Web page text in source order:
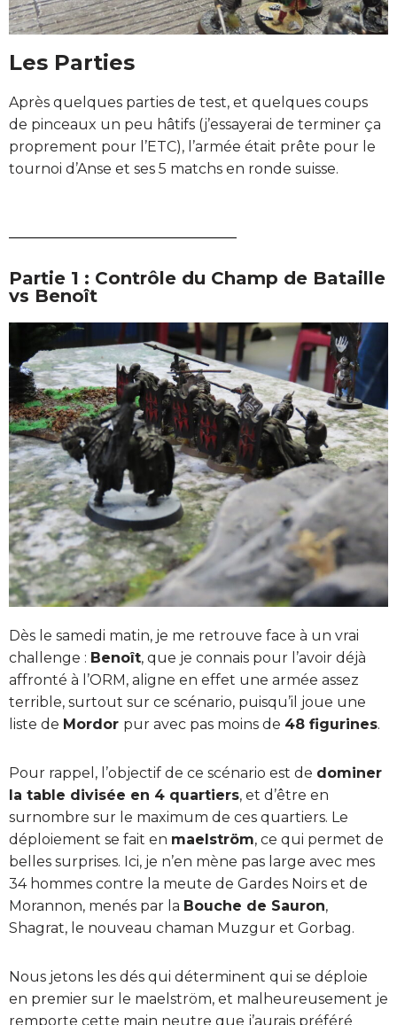
Les Parties
Après quelques parties de test, et quelques coups
de pinceaux un peu hâtifs (j’essayerai de terminer ça
proprement pour l’ETC), l’armée était prête pour le
tournoi d’Anse et ses 5 matchs en ronde suisse.
Partie 1 : Contrôle du Champ de Bataille
vs Benoît
Dès le samedi matin, je me retrouve face à un vrai
challenge : Benoît, que je connais pour l’avoir déjà
affronté à l’ORM, aligne en effet une armée assez
terrible, surtout sur ce scénario, puisqu’il joue une
liste de Mordor pur avec pas moins de 48 figurines.
Pour rappel, l’objectif de ce scénario est de dominer
la table divisée en 4 quartiers, et d’être en
surnombre sur le maximum de ces quartiers. Le
déploiement se fait en maelström, ce qui permet de
belles surprises. Ici, je n’en mène pas large avec mes
34 hommes contre la meute de Gardes Noirs et de
Morannon, menés par la Bouche de Sauron,
Shagrat, le nouveau chaman Muzgur et Gorbag.
Nous jetons les dés qui déterminent qui se déploie
en premier sur le maelström, et malheureusement je
remporte cette main neutre que j’aurais préféré